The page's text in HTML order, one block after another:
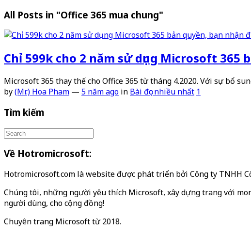
All Posts in "Office 365 mua chung"
Chỉ 599k cho 2 năm sử dụng Microsoft 365
Microsoft 365 thay thế cho Office 365 từ tháng 4.2020. Với sự bổ
by(Mr.) Hoa Pham — 5 năm ago in Bài đọc nhiều nhất 1
Tìm kiếm
Về Hotromicrosoft:
Hotromicrosoft.com là website được phát triển bởi Công ty TNHH
Chúng tôi, những người yêu thích Microsoft, xây dựng trang với
người dùng, cho cộng đồng!
Chuyên trang Microsoft từ 2018.